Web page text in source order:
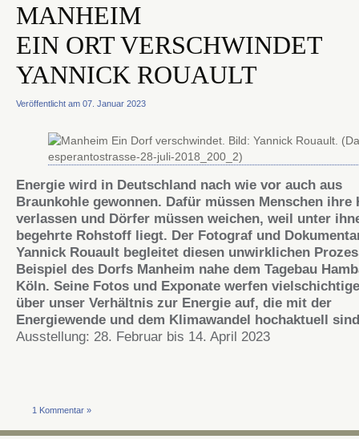
MANHEIM
EIN ORT VERSCHWINDET
YANNICK ROUAULT
Veröffentlicht am 07. Januar 2023
Energie wird in Deutschland nach wie vor auch aus
Braunkohle gewonnen. Dafür müssen Menschen ihre
verlassen und Dörfer müssen weichen, weil unter
begehrte Rohstoff liegt. Der Fotograf und
Yannick Rouault begleitet diesen unwirklichen
Beispiel des Dorfs Manheim nahe dem Tagebau
Köln. Seine Fotos und Exponate werfen
über unser Verhältnis zur Energie auf, die mit der
Energiewende und dem Klimawandel hochaktuell
Ausstellung: 28. Februar bis 14. April 2023
1 Kommentar »